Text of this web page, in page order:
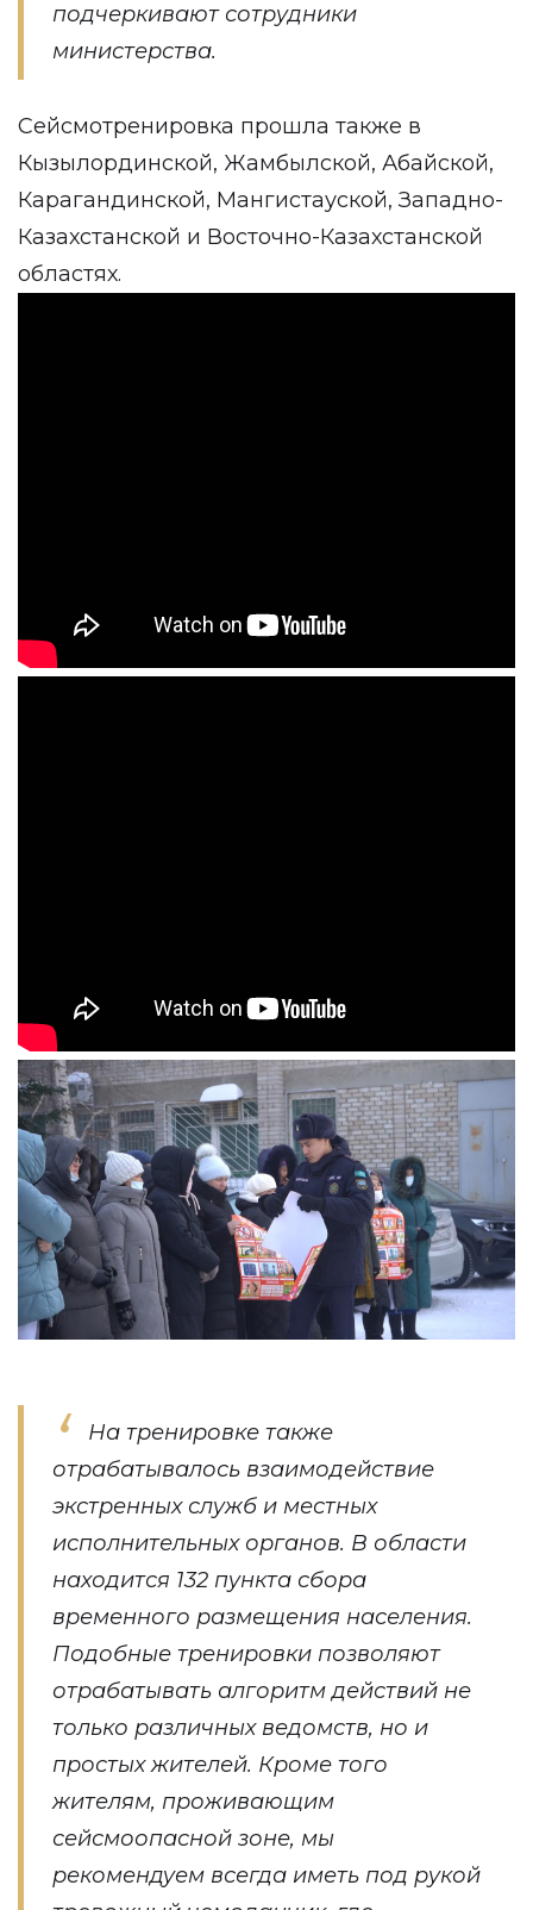
подчеркивают сотрудники
министерства.
Сейсмотренировка прошла также в
Кызылординской, Жамбылской, Абайской,
Карагандинской, Мангистауской, Западно-
Казахстанской и Восточно-Казахстанской
областях.
На тренировке также
отрабатывалось взаимодействие
экстренных служб и местных
исполнительных органов. В области
находится 132 пункта сбора
временного размещения населения.
Подобные тренировки позволяют
отрабатывать алгоритм действий не
только различных ведомств, но и
простых жителей. Кроме того
жителям, проживающим
сейсмоопасной зоне, мы
рекомендуем всегда иметь под рукой